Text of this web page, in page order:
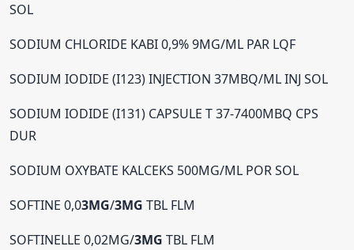
SOL
SODIUM CHLORIDE KABI 0,9% 9MG/ML PAR LQF
SODIUM IODIDE (I123) INJECTION 37MBQ/ML INJ SOL
SODIUM IODIDE (I131) CAPSULE T 37-7400MBQ CPS
DUR
SODIUM OXYBATE KALCEKS 500MG/ML POR SOL
SOFTINE 0,03MG/3MG TBL FLM
SOFTINELLE 0,02MG/3MG TBL FLM